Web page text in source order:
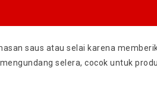
saus atau selai karena
selera, cocok untuk